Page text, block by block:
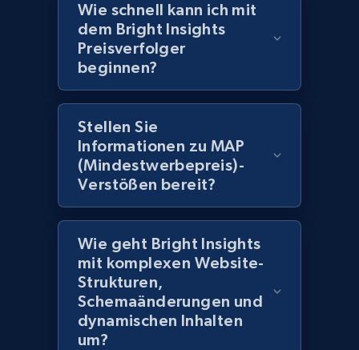
Amazon products global dataset -
Collecting products by keyword search
Title, Seller name, Brand, Description, Initial
2.1K+ 375+ Jetzt anfangen
Amazon products global dataset - Collects
products by best sellers category URL
Title, Seller name, Brand, Description, Initial
price, Currency, Availability, Reviews count, and
Wie schnell kann ich mit
dem Bright Insights
Preisverfolger
beginnen?
Stellen Sie
Informationen zu MAP
(Mindestwerbepreis)-
Verstößen bereit?
Wie geht Bright Insights
mit komplexen Website-
Strukturen,
Schemaänderungen und
dynamischen Inhalten
um?